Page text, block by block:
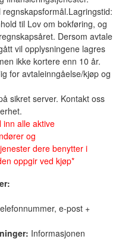
til Lov om bokføring, og
Dersom avtale
vil opplysningene lagres
ikke kortere enn 10 år.
for avtaleinngåelse/kjøp og
sikret server. Kontakt oss
inn alle aktive
og
dere benytter i
oppgir ved kjøp*
e-post +
Informasjonen